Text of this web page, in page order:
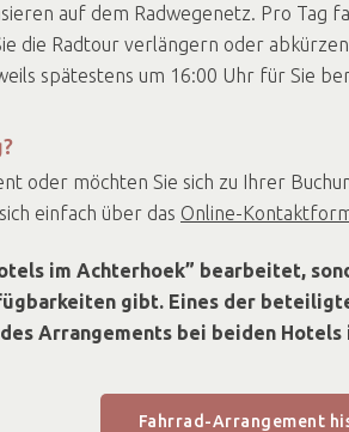
auf dem Radwegenetz. Pro Tag
die Radtour verlängern oder
spätestens um 16:00 Uhr für Sie
oder möchten Sie sich zu Ihrer
einfach über das Online-
im Achterhoek” bearbeitet,
gibt. Eines der
Arrangements bei beiden
Fahrrad-Arrangement